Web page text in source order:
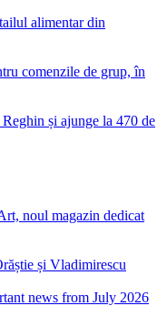
alimentar din
comenzile de grup, în
și ajunge la 470 de
noul magazin dedicat
și Vladimirescu
news from July 2026